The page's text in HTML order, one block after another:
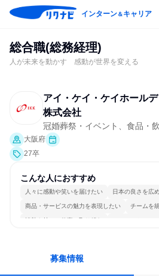
インターン＆キャリア
総合職(総務経理)
人が未来を動かす 感動が世界を変える
アイ・ケイ・ケイホール
株式会社
冠婚葬祭・イベント、食品・
大阪府
27卒
こんな人におすすめ
人々に感動や笑いを届けたい 日本の良さを広
商品・サービスの魅力を表現したい チームを
情熱を持って仕事に取り組む コミュニケーシ
募集情報